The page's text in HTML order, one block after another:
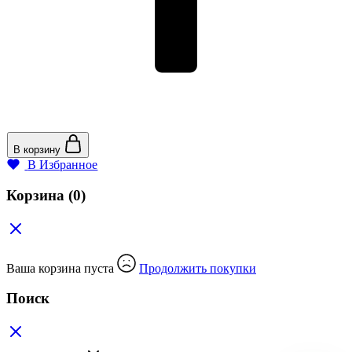
В корзину
В Избранное
Корзина (0)
Ваша корзина пуста Продолжить покупки
Поиск